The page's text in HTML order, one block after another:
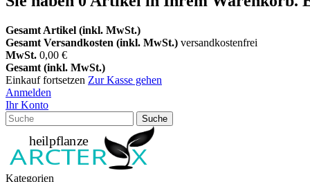
Gesamt Artikel (inkl. MwSt.)
Gesamt Versandkosten (inkl. MwSt.) versandkostenfrei
MwSt. 0,00 €
Gesamt (inkl. MwSt.)
Einkauf fortsetzen Zur Kasse gehen
Anmelden
Ihr Konto
Suche
Kategorien